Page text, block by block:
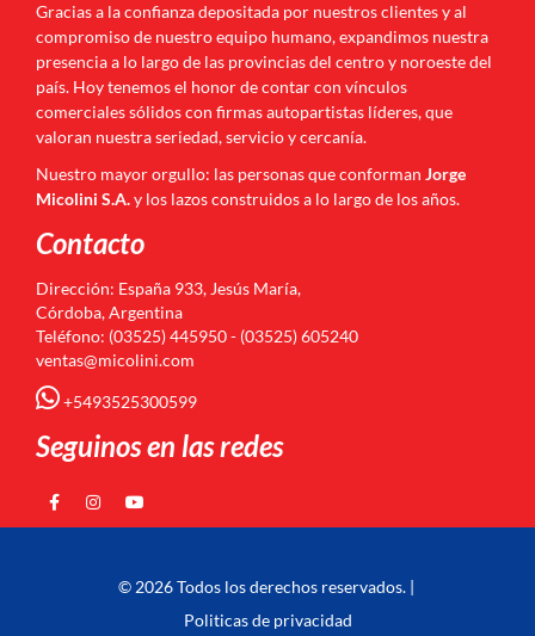
Gracias a la confianza depositada por nuestros clientes y al
compromiso de nuestro equipo humano, expandimos nuestra
presencia a lo largo de las provincias del centro y noroeste del
país. Hoy tenemos el honor de contar con vínculos
comerciales sólidos con firmas autopartistas líderes, que
valoran nuestra seriedad, servicio y cercanía.
Nuestro mayor orgullo: las personas que conforman Jorge
Micolini S.A.y los lazos construidos a lo largo de los años.
Contacto
Dirección: España 933, Jesús María,
Córdoba, Argentina
Teléfono: (03525) 445950 - (03525) 605240
ventas@micolini.com
+5493525300599
Seguinos en las redes
© 2026 Todos los derechos reservados. |
Politicas de privacidad